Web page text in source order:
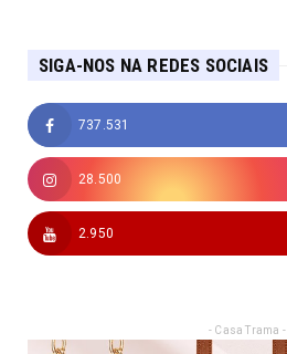
SIGA-NOS NA REDES SOCIAIS
737.531
28.500
2.950
- Casa Trama -